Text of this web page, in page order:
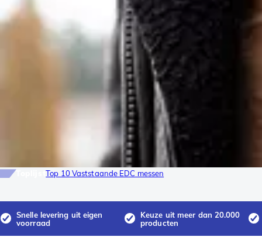
ToplijstTop 10 Vaststaande EDC messen
Snelle levering uit eigen
voorraad
Keuze uit meer dan 20.000
producten